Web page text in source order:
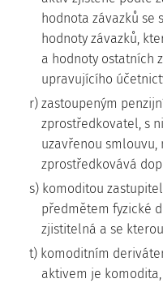
hodnota závazků se
hodnoty závazků,
a hodnoty ostatních
upravujícího
r) zastoupeným
zprostředkovatel, s
uzavřenou smlouvu,
zprostředkovává
s) komoditou
předmětem fyzické
zjistitelná a se
t) komoditním
aktivem je komodita,